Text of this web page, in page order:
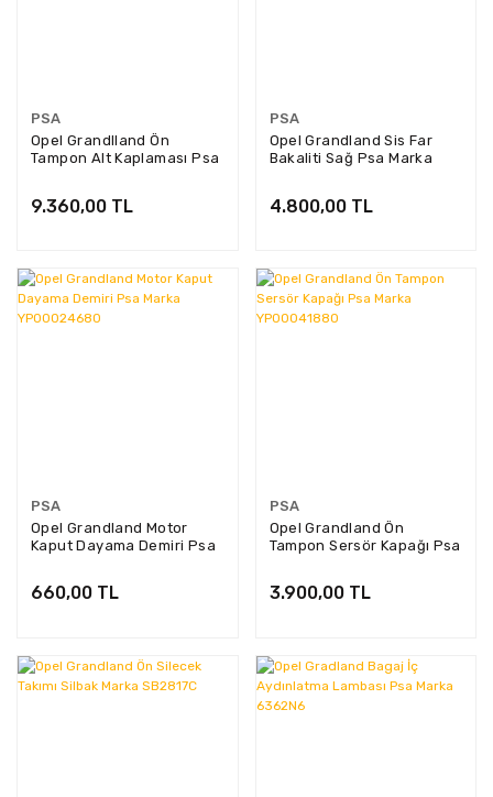
PSA
Opel Grandlland Ön
Tampon Alt Kaplaması Psa
9.360,00 TL
PSA
Opel Grandland Sis Far
Bakaliti Sağ Psa Marka
4.800,00 TL
PSA
Opel Grandland Motor
Kaput Dayama Demiri Psa
660,00 TL
PSA
Opel Grandland Ön
Tampon Sersör Kapağı Psa
3.900,00 TL